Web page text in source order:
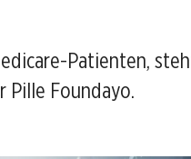
Patienten,
Foundayo.